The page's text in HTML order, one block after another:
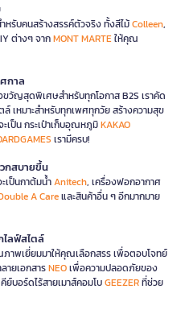
หรับคนสร้างสรรค์ตัวจริง ทั้งสีไม้Colleen,
ต่างๆ จากMONT MARTEให้คุณ
กาล
วัญสุดพิเศษสำหรับทุกโอกาส B2S เราคัด
ล์ เหมาะสำหรับทุกเพศทุกวัย สร้างความสุข
เป็น กระเป๋าเก็บอุณหภูมิKAKAO
เรามีครบ!
วกสบายขึ้น
เป็นกาต้มน้ำAnitech, เครื่องฟอกอากาศ
A Careและสินค้าอื่น ๆ อีกมากมาย
ไลฟ์สไตล์
าพเยี่ยมมาให้คุณเลือกสรร เพื่อตอบโจทย์
ายเอกสารNEOเพื่อความปลอดภัยของ
ย์บอร์ดไร้สายเมาส์คอมโบGEEZERที่ช่วย